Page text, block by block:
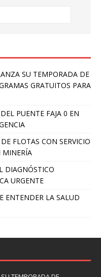
SU TEMPORADA DE
GRATUITOS PARA
PUENTE FAJA 0 EN
FLOTAS CON SERVICIO
MINERÍA
DIAGNÓSTICO
URGENTE
ENTENDER LA SALUD